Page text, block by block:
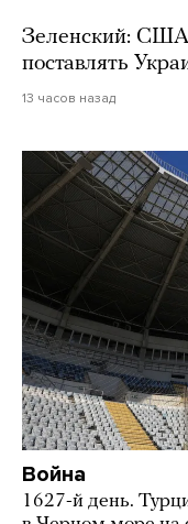
Зеленский: США
поставлять
13 часов назад
Война
1627-й день.